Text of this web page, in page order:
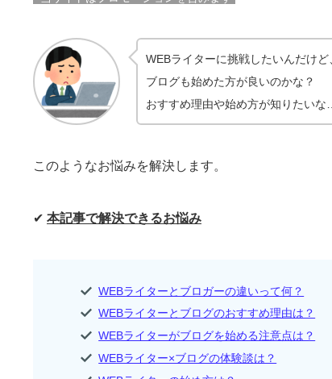
WEBライターに挑戦したいんだけど
ブログも始めた方が良いのかな？
おすすめ理由や始め方が知りたいな
このようなお悩みを解決します。
✔ 本記事で解決できるお悩み
WEBライターとブロガーの違いって何？
WEBライターとブログのおすすめ理由は？
WEBライターがブログを始める注意点は？
WEBライター×ブログの体験談は？